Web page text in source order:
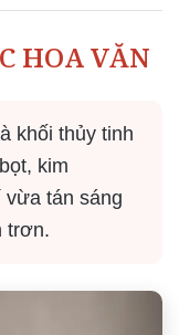
HOA VĂN
khối thủy tinh
kim
tán sáng
trơn.